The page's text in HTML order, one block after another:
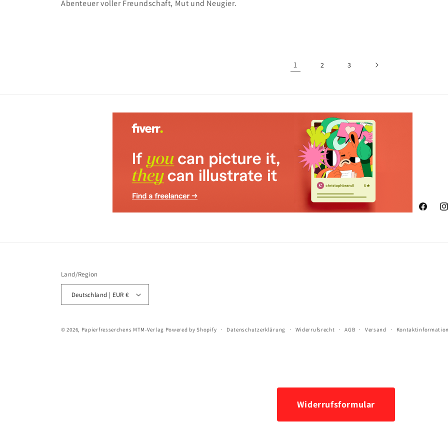
Abenteuer voller Freundschaft, Mut und Neugier.
1 2 3
Facebook
Land/Region
Deutschland | EUR €
© 2026, Papierfresserchens MTM-Verlag Powered by Shopify Datenschutzerklärung Widerrufsrecht AGB Versand
Widerrufsformular